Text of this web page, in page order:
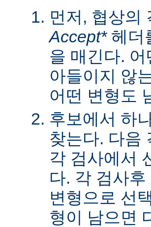
먼저, 협상의
Accept*헤더
을 매긴다.
아들이지 않
어떤 변형도
후보에서 하
찾는다. 다음
각 검사에서
다. 각 검사
변형으로 선
형이 남으면